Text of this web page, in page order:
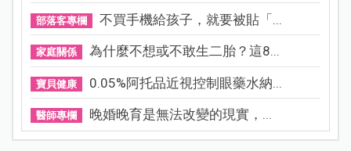
部落客專欄 不買手機給孩子，就要被貼「...
家庭關係 為什麼不想或不敢生二胎？這8...
寶貝健康 0.05%阿托品近視控制眼藥水納...
醫師專欄 晚婚晚育是無法改變的現實，...